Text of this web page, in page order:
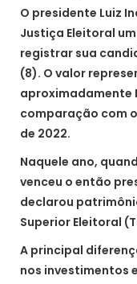
O presidente Luiz
Justiça Eleitoral
registrar sua
(8). O valor
aproximadamente
comparação com
de 2022.
Naquele ano,
venceu o então
declarou
Superior Eleitoral
A principal
nos investimentos